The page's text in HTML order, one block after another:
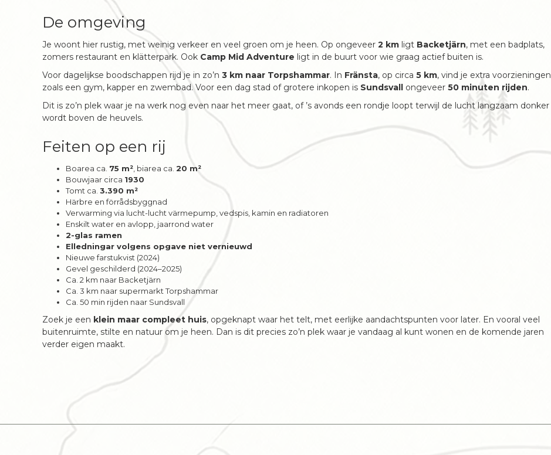
De omgeving
Je woont hier rustig, met weinig verkeer en veel groen om je heen. Op ongeveer 2 km ligt Backetjärn, met een badplats,
zomers restaurant en klätterpark. Ook Camp Mid Adventure ligt in de buurt voor wie graag actief buiten is.
Voor dagelijkse boodschappen rijd je in zo’n 3 km naar Torpshammar. In Fränsta, op circa 5 km, vind je extra voorzieningen
zoals een gym, kapper en zwembad. Voor een dag stad of grotere inkopen is Sundsvall ongeveer 50 minuten rijden.
Dit is zo’n plek waar je na werk nog even naar het meer gaat, of ’s avonds een rondje loopt terwijl de lucht langzaam donker
wordt boven de heuvels.
Feiten op een rij
Boarea ca. 75 m² , biarea ca. 20 m²
Bouwjaar circa 1930
Tomt ca. 3.390 m²
Härbre en förrådsbyggnad
Verwarming via lucht-lucht värmepump, vedspis, kamin en radiatoren
Enskilt water en avlopp, jaarrond water
2-glas ramen
Elledningar volgens opgave niet vernieuwd
Nieuwe farstukvist (2024)
Gevel geschilderd (2024–2025)
Ca. 2 km naar Backetjärn
Ca. 3 km naar supermarkt Torpshammar
Ca. 50 min rijden naar Sundsvall
Zoek je een klein maar compleet huis, opgeknapt waar het telt, met eerlijke aandachtspunten voor later. En vooral veel
buitenruimte, stilte en natuur om je heen. Dan is dit precies zo’n plek waar je vandaag al kunt wonen en de komende jaren
verder eigen maakt.